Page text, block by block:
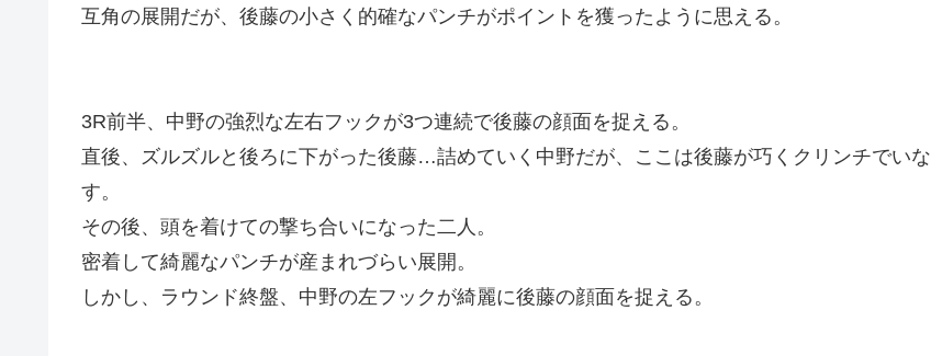
互角の展開だが、後藤の小さく的確なパンチがポイントを獲ったように思える。
3R前半、中野の強烈な左右フックが3つ連続で後藤の顔面を捉える。
直後、ズルズルと後ろに下がった後藤…詰めていく中野だが、ここは後藤が巧くクリンチでいな
す。
その後、頭を着けての撃ち合いになった二人。
密着して綺麗なパンチが産まれづらい展開。
しかし、ラウンド終盤、中野の左フックが綺麗に後藤の顔面を捉える。